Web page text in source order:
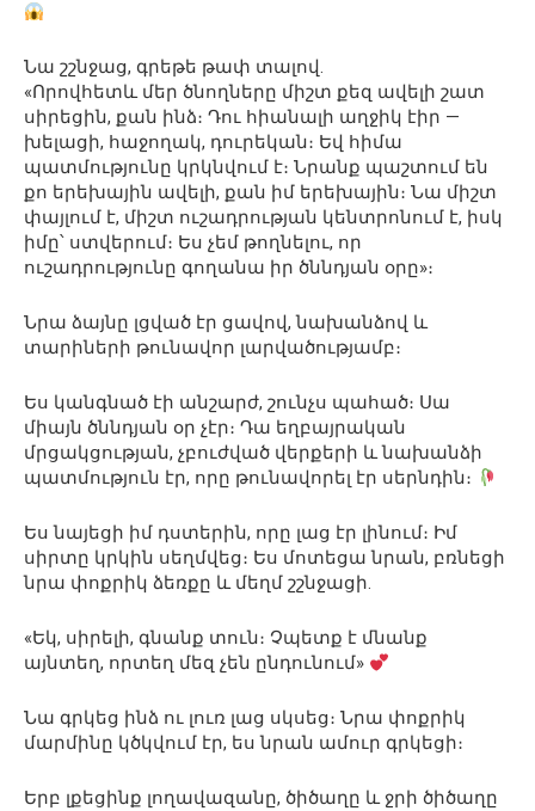
Նա շշնջաց, գրեթե թափ տալով.
«Որովհետև մեր ծնողները միշտ քեզ ավելի շատ
սիրեցին, քան ինձ։ Դու հիանալի աղջիկ էիր —
խելացի, հաջողակ, դուրեկան։ Եվ հիմա
պատմությունը կրկնվում է։ Նրանք պաշտում են
քո երեխային ավելի, քան իմ երեխային։ Նա միշտ
փայլում է, միշտ ուշադրության կենտրոնում է, իսկ
իմը՝ ստվերում։ Ես չեմ թողնելու, որ
ուշադրությունը գողանա իր ծննդյան օրը»։
Նրա ձայնը լցված էր ցավով, նախանձով և
տարիների թունավոր լարվածությամբ։
Ես կանգնած էի անշարժ, շունչս պահած։ Սա
միայն ծննդյան օր չէր։ Դա եղբայրական
մրցակցության, չբուժված վերքերի և նախանձի
պատմություն էր, որը թունավորել էր սերնդին։
Ես նայեցի իմ դստերին, որը լաց էր լինում։ Իմ
սիրտը կրկին սեղմվեց։ Ես մոտեցա նրան, բռնեցի
նրա փոքրիկ ձեռքը և մեղմ շշնջացի.
«Եկ, սիրելի, գնանք տուն։ Չպետք է մնանք
այնտեղ, որտեղ մեզ չեն ընդունում»
Նա գրկեց ինձ ու լուռ լաց սկսեց։ Նրա փոքրիկ
մարմինը կծկվում էր, ես նրան ամուր գրկեցի։
Երբ լքեցինք լողավազանը, ծիծաղը և ջրի ծիծաղը